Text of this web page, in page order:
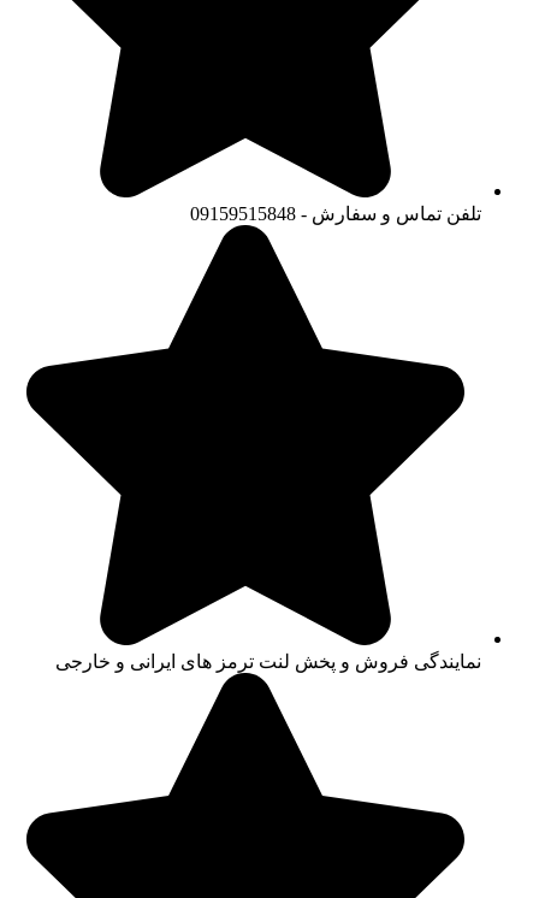
تلفن تماس و سفارش - 09159515848
نمایندگی فروش و پخش لنت ترمز های ایرانی و خارجی